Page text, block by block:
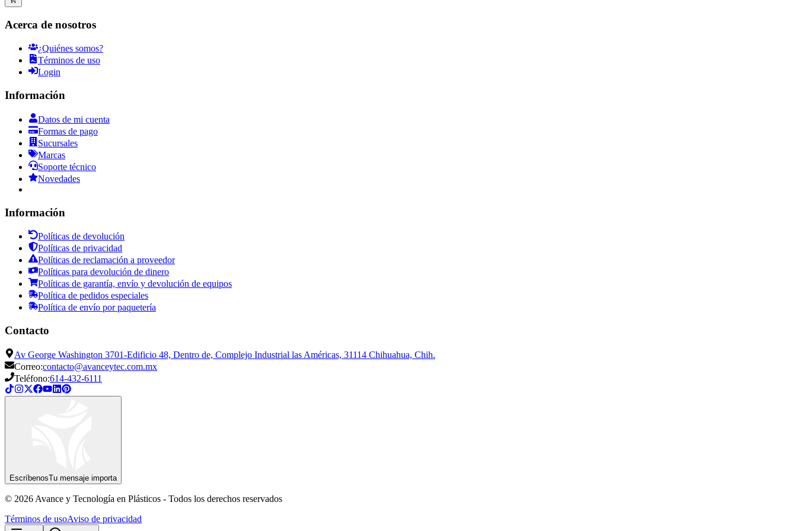
Acerca de nosotros
¿Quiénes somos?
Términos de uso
Login
Información
Datos de mi cuenta
Formas de pago
Sucursales
Marcas
Soporte técnico
Novedades
Información
Políticas de devolución
Políticas de privacidad
Políticas de reclamación a proveedor
Políticas para devolución de dinero
Políticas de garantía, envío y devolución de equipos
Política de pedidos especiales
Política de envío por paquetería
Contacto
Av George Washington 3701-Edificio 48, Dentro de, Complejo Industrial las Américas, 31114 Chihuahua, Chih.
Correo:contacto@avanceytec.com.mx
Teléfono:614-432-6111
EscríbenosTu mensaje importa
© 2026 Avance y Tecnología en Plásticos - Todos los derechos reservados
Términos de usoAviso de privacidad